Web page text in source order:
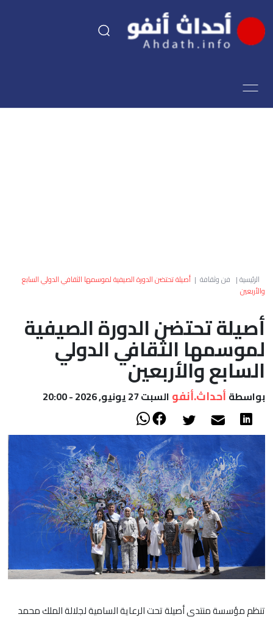
اقتصاد
العالم
الصحراء
الرئيسية| فن وثقافة | أصيلة تحتضن الدورة الصيفية لموسمها الثقافي الدولي السابع
والأربعين
أصيلة تحتضن الدورة الصيفية
لموسمها الثقافي الدولي
السابع والأربعين
بواسطة أحداث.أنفو السبت 27 يونيو, 2026 - 20:00
تنظم مؤسسة منتدى أصيلة تحت الرعاية السامية لجلالة الملك محمد